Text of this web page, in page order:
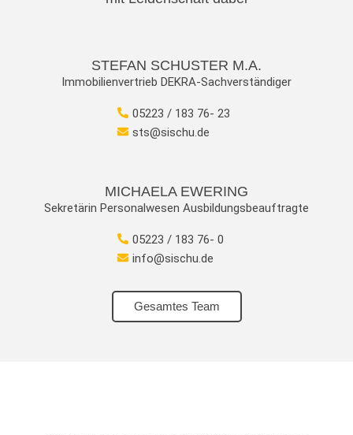
STEFAN SCHUSTER M.A.
Immobilienvertrieb DEKRA-Sachverständiger
05223 / 183 76- 23
sts@sischu.de
MICHAELA EWERING
Sekretärin Personalwesen Ausbildungsbeauftragte
05223 / 183 76- 0
info@sischu.de
Gesamtes Team